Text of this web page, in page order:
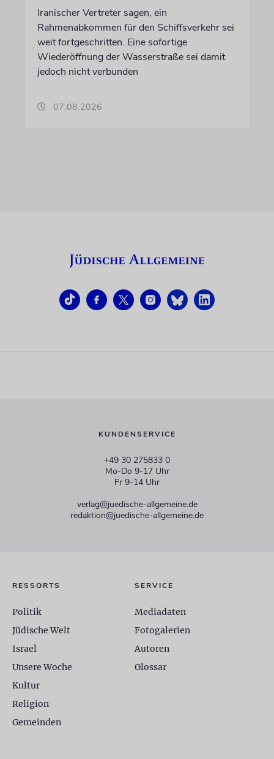
Iranischer Vertreter sagen, ein
Rahmenabkommen für den Schiffsverkehr sei
weit fortgeschritten. Eine sofortige
Wiederöffnung der Wasserstraße sei damit
jedoch nicht verbunden
07.08.2026
KUNDENSERVICE
+49 30 275833 0
Mo-Do 9-17 Uhr
Fr 9-14 Uhr
verlag@juedische-allgemeine.de
redaktion@juedische-allgemeine.de
RESSORTS
Politik
Jüdische Welt
Israel
Unsere Woche
Kultur
Religion
Gemeinden
SERVICE
Mediadaten
Fotogalerien
Autoren
Glossar